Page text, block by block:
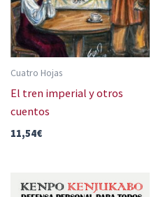
Cuatro Hojas
El tren imperial y otros
cuentos
11,54€